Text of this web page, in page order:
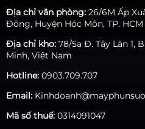
Địa chỉ văn phòng: 26/6M Ấp
Đông, Huyện Hóc Môn, TP. HCM
Địa chỉ kho: 78/5a Đ. Tây Lân 1,
Minh, Việt Nam
Hotline: 0903.709.707
Email:
Mã số thuế: 0314091047